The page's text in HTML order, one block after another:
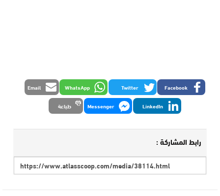
Facebook
Twitter
WhatsApp
Email
LinkedIn
Messenger طباعة
رابط المشاركة :